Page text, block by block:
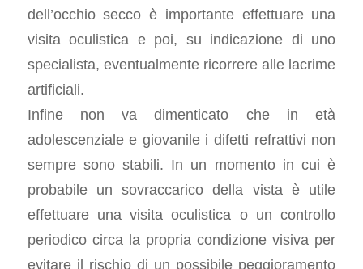
dell’occhio secco è importante effettuare una
visita oculistica e poi, su indicazione di uno
specialista, eventualmente ricorrere alle lacrime
artificiali.
Infine non va dimenticato che in età
adolescenziale e giovanile i difetti refrattivi non
sempre sono stabili. In un momento in cui è
probabile un sovraccarico della vista è utile
effettuare una visita oculistica o un controllo
periodico circa la propria condizione visiva per
evitare il rischio di un possibile peggioramento